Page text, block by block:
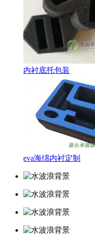
内衬底托包装
eva海绵内衬定制